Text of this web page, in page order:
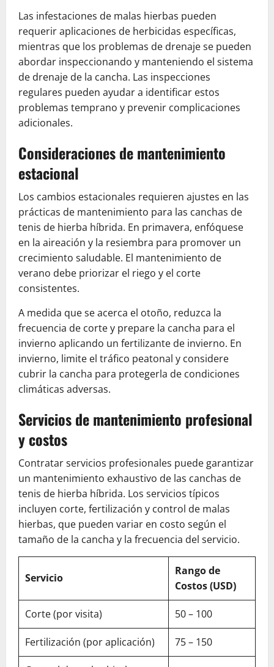
Las infestaciones de malas hierbas pueden
requerir aplicaciones de herbicidas específicas,
mientras que los problemas de drenaje se pueden
abordar inspeccionando y manteniendo el sistema
de drenaje de la cancha. Las inspecciones
regulares pueden ayudar a identificar estos
problemas temprano y prevenir complicaciones
adicionales.
Consideraciones de mantenimiento
estacional
Los cambios estacionales requieren ajustes en las
prácticas de mantenimiento para las canchas de
tenis de hierba híbrida. En primavera, enfóquese
en la aireación y la resiembra para promover un
crecimiento saludable. El mantenimiento de
verano debe priorizar el riego y el corte
consistentes.
A medida que se acerca el otoño, reduzca la
frecuencia de corte y prepare la cancha para el
invierno aplicando un fertilizante de invierno. En
invierno, limite el tráfico peatonal y considere
cubrir la cancha para protegerla de condiciones
climáticas adversas.
Servicios de mantenimiento profesional
y costos
Contratar servicios profesionales puede garantizar
un mantenimiento exhaustivo de las canchas de
tenis de hierba híbrida. Los servicios típicos
incluyen corte, fertilización y control de malas
hierbas, que pueden variar en costo según el
tamaño de la cancha y la frecuencia del servicio.
Servicio
Rango de
Costos (USD)
Corte (por visita) 50 – 100
Fertilización (por aplicación) 75 – 150